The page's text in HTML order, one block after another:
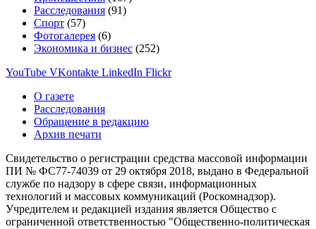
Расследования (91)
Спорт (57)
Фотогалерея (6)
Экономика и бизнес (252)
YouTube VKontakte LinkedIn Flickr
О газете
Расследования
Обращение в редакцию
Архив печати
Свидетельство о регистрации средства массовой информации
ПИ № ФС77-74039 от 29 октября 2018, выдано в Федеральной
службе по надзору в сфере связи, информационных
технологий и массовых коммуникаций (Роскомнадзор).
Учредителем и редакцией издания является Общество с
ограниченной ответственностью "Общественно-политическая